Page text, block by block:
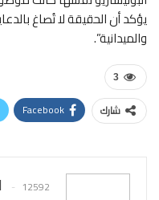
يؤكد أن الحقيقة لا تُصاغ
والميدانية”.
3
شارك Facebook
12592 المشاركات